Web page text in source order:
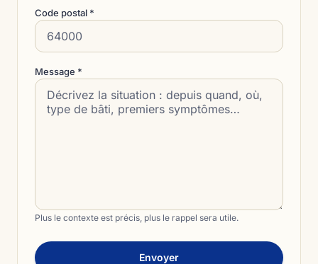
Code postal *
Message *
Plus le contexte est précis, plus le rappel sera utile.
Envoyer